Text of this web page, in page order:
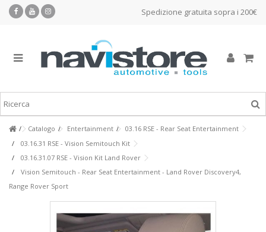
Spedizione gratuita sopra i 200€
Catalogo Entertainment
03.16 RSE - Rear Seat Entertainment
03.16.31 RSE - Vision Semitouch Kit
03.16.31.07 RSE - Vision Kit Land Rover
Vision Semitouch - Rear Seat Entertainment - Land Rover Discovery4,
Range Rover Sport